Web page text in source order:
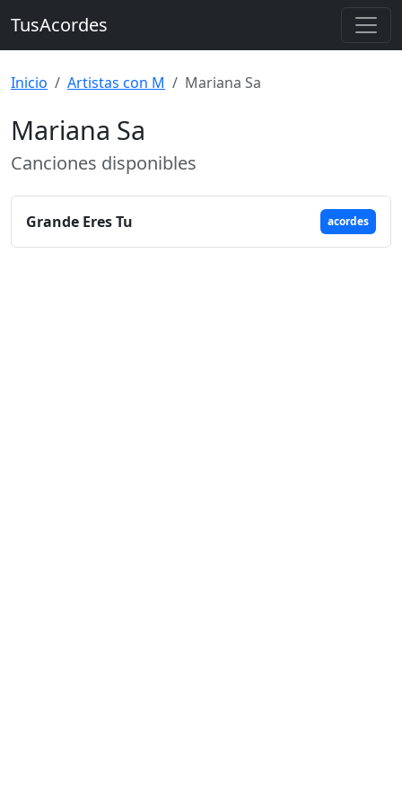
TusAcordes
Inicio Artistas con M Mariana Sa
Mariana Sa
Canciones disponibles
Grande Eres Tu acordes